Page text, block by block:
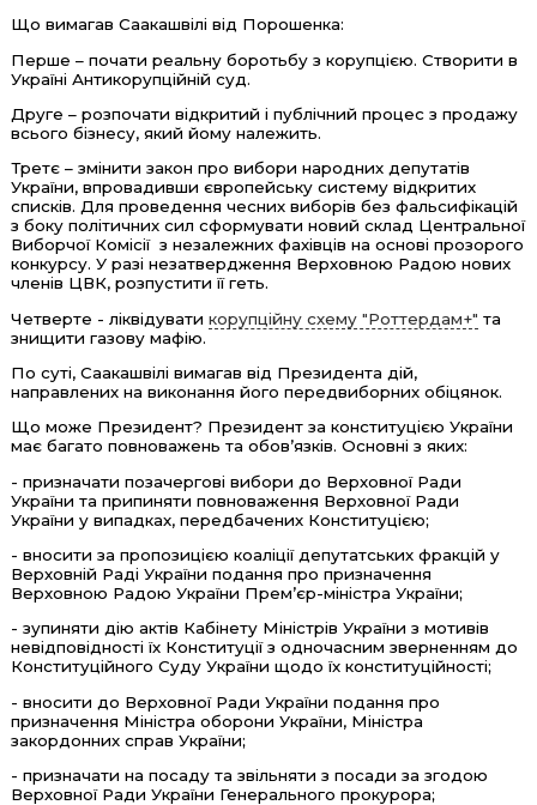
Що вимагав Саакашвілі від Порошенка:
Перше – почати реальну боротьбу з корупцією. Створити в
Україні Антикорупційній суд.
Друге – розпочати відкритий і публічний процес з продажу
всього бізнесу, який йому належить.
Третє – змінити закон про вибори народних депутатів
України, впровадивши європейську систему відкритих
списків. Для проведення чесних виборів без фальсифікацій
з боку політичних сил сформувати новий склад Центральної
Виборчої Комісії з незалежних фахівців на основі прозорого
конкурсу. У разі незатвердження Верховною Радою нових
членів ЦВК, розпустити її геть.
Четверте - ліквідувати корупційну схему "Роттердам+" та
знищити газову мафію.
По суті, Саакашвілі вимагав від Президента дій,
направлених на виконання його передвиборних обіцянок.
Що може Президент? Президент за конституцією України
має багато повноважень та обов’язків. Основні з яких:
- призначати позачергові вибори до Верховної Ради
України та припиняти повноваження Верховної Ради
України у випадках, передбачених Конституцією;
- вносити за пропозицією коаліції депутатських фракцій у
Верховній Раді України подання про призначення
Верховною Радою України Прем’єр-міністра України;
- зупиняти дію актів Кабінету Міністрів України з мотивів
невідповідності їх Конституції з одночасним зверненням до
Конституційного Суду України щодо їх конституційності;
- вносити до Верховної Ради України подання про
призначення Міністра оборони України, Міністра
закордонних справ України;
- призначати на посаду та звільняти з посади за згодою
Верховної Ради України Генерального прокурора;